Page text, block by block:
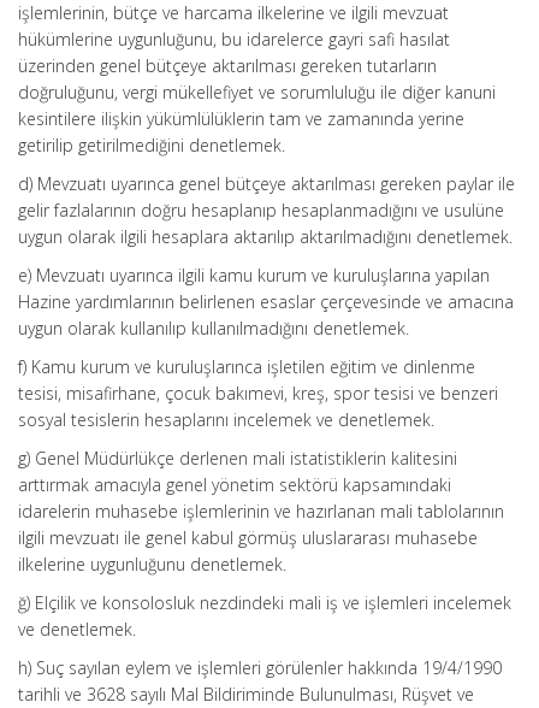
işlemlerinin, bütçe ve harcama ilkelerine ve ilgili mevzuat
hükümlerine uygunluğunu, bu idarelerce gayri safi hasılat
üzerinden genel bütçeye aktarılması gereken tutarların
doğruluğunu, vergi mükellefiyet ve sorumluluğu ile diğer kanuni
kesintilere ilişkin yükümlülüklerin tam ve zamanında yerine
getirilip getirilmediğini denetlemek.
d) Mevzuatı uyarınca genel bütçeye aktarılması gereken paylar ile
gelir fazlalarının doğru hesaplanıp hesaplanmadığını ve usulüne
uygun olarak ilgili hesaplara aktarılıp aktarılmadığını denetlemek.
e) Mevzuatı uyarınca ilgili kamu kurum ve kuruluşlarına yapılan
Hazine yardımlarının belirlenen esaslar çerçevesinde ve amacına
uygun olarak kullanılıp kullanılmadığını denetlemek.
f) Kamu kurum ve kuruluşlarınca işletilen eğitim ve dinlenme
tesisi, misafirhane, çocuk bakımevi, kreş, spor tesisi ve benzeri
sosyal tesislerin hesaplarını incelemek ve denetlemek.
g) Genel Müdürlükçe derlenen mali istatistiklerin kalitesini
arttırmak amacıyla genel yönetim sektörü kapsamındaki
idarelerin muhasebe işlemlerinin ve hazırlanan mali tablolarının
ilgili mevzuatı ile genel kabul görmüş uluslararası muhasebe
ilkelerine uygunluğunu denetlemek.
ğ) Elçilik ve konsolosluk nezdindeki mali iş ve işlemleri incelemek
ve denetlemek.
h) Suç sayılan eylem ve işlemleri görülenler hakkında 19/4/1990
tarihli ve 3628 sayılı Mal Bildiriminde Bulunulması, Rüşvet ve